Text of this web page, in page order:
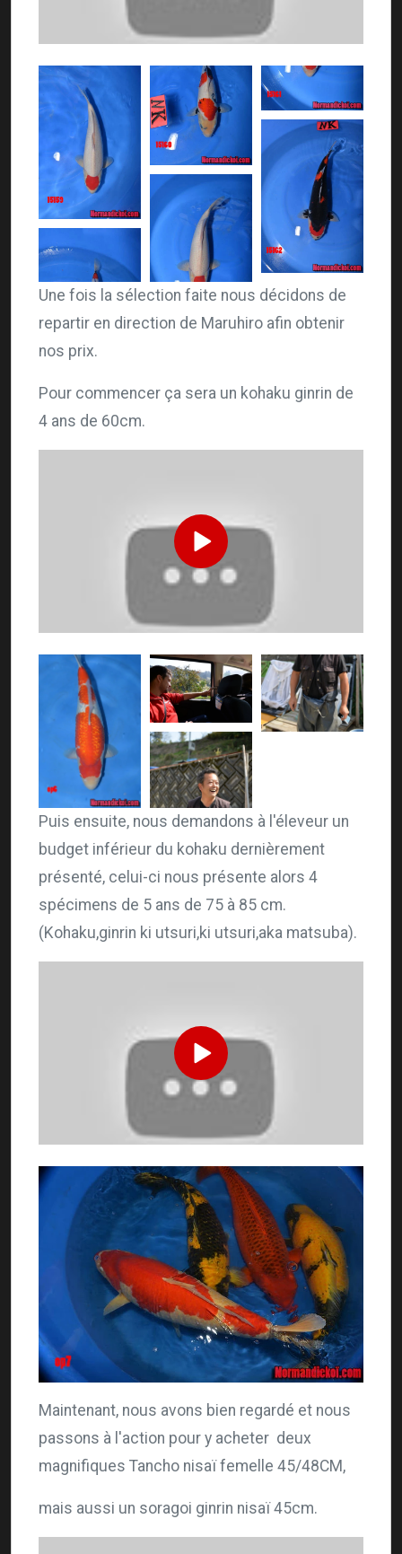
Une fois la sélection faite nous décidons de
repartir en direction de Maruhiro afin obtenir
nos prix.
Pour commencer ça sera un kohaku ginrin de
4 ans de 60cm.
Puis ensuite, nous demandons à l'éleveur un
budget inférieur du kohaku dernièrement
présenté, celui-ci nous présente alors 4
spécimens de 5 ans de 75 à 85 cm.
(Kohaku,ginrin ki utsuri,ki utsuri,aka matsuba).
Maintenant, nous avons bien regardé et nous
passons à l'action pour y acheter deux
magnifiques Tancho nisaï femelle 45/48CM,
mais aussi un soragoi ginrin nisaï 45cm.